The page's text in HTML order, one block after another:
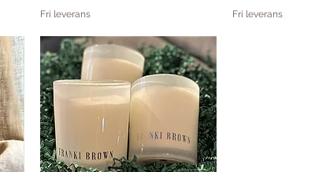
Fri leverans Fri leverans